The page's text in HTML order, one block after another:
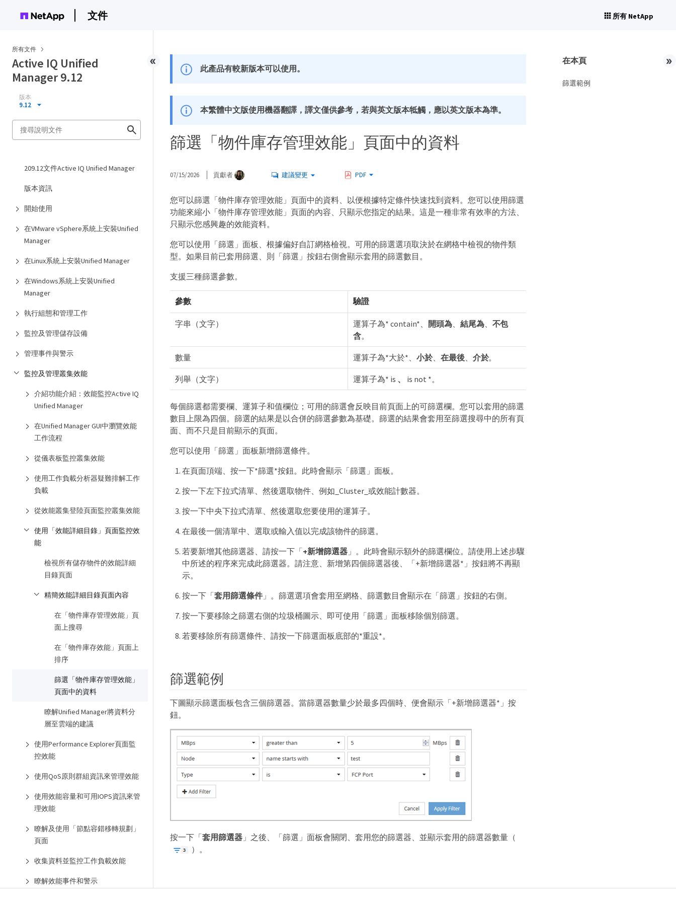
文件 所有 NetApp
所有文件
Active IQ Unified
Manager 9.12
版本
9.12
209.12文件Active IQ Unified Manager
版本資訊
開始使用
在VMware vSphere系統上安裝Unified
Manager
在Linux系統上安裝Unified Manager
在Windows系統上安裝Unified
Manager
執行組態和管理工作
監控及管理儲存設備
管理事件與警示
監控及管理叢集效能
介紹功能介紹：效能監控Active IQ
Unified Manager
在Unified Manager GUI中瀏覽效能
工作流程
從儀表板監控叢集效能
使用工作負載分析器疑難排解工作
負載
從效能叢集登陸頁面監控叢集效能
使用「效能詳細目錄」頁面監控效
能
檢視所有儲存物件的效能詳細
目錄頁面
精簡效能詳細目錄頁面內容
在「物件庫存管理效能」頁
面上搜尋
在「物件庫存效能」頁面上
排序
篩選「物件庫存管理效能」
頁面中的資料
瞭解Unified Manager將資料分
層至雲端的建議
使用Performance Explorer頁面監
控效能
使用QoS原則群組資訊來管理效能
使用效能容量和可用IOPS資訊來管
理效能
瞭解及使用「節點容錯移轉規劃」
頁面
收集資料並監控工作負載效能
瞭解效能事件和警示
此產品有較新版本可以使用。
本繁體中文版使用機器翻譯，譯文僅供參考，若與英文版本牴觸，應以英文版本為準。
篩選「物件庫存管理效能」頁面中的資料
07/15/2026 貢獻者 建議變更 PDF
您可以篩選「物件庫存管理效能」頁面中的資料、以便根據特定條件快速找到資料。您可以使用篩選
功能來縮小「物件庫存管理效能」頁面的內容、只顯示您指定的結果。這是一種非常有效率的方法、
只顯示您感興趣的效能資料。
您可以使用「篩選」面板、根據偏好自訂網格檢視。可用的篩選選項取決於在網格中檢視的物件類
型。如果目前已套用篩選、則「篩選」按鈕右側會顯示套用的篩選數目。
支援三種篩選參數。
參數 驗證
字串（文字） 運算子為* contain*、 開頭為、 結尾為、 不包
含。
數量 運算子為*大於*、 小於、 在最後、 介於。
列舉（文字） 運算子為* is 、 is not *。
每個篩選都需要欄、運算子和值欄位；可用的篩選會反映目前頁面上的可篩選欄。您可以套用的篩選
數目上限為四個。篩選的結果是以合併的篩選參數為基礎。篩選的結果會套用至篩選搜尋中的所有頁
面、而不只是目前顯示的頁面。
您可以使用「篩選」面板新增篩選條件。
在頁面頂端、按一下*篩選*按鈕。此時會顯示「篩選」面板。
按一下左下拉式清單、然後選取物件、例如_Cluster_或效能計數器。
按一下中央下拉式清單、然後選取您要使用的運算子。
在最後一個清單中、選取或輸入值以完成該物件的篩選。
若要新增其他篩選器、請按一下「+新增篩選器」。此時會顯示額外的篩選欄位。請使用上述步驟
中所述的程序來完成此篩選器。請注意、新增第四個篩選器後、「+新增篩選器*」按鈕將不再顯
示。
按一下「套用篩選條件」。篩選選項會套用至網格、篩選數目會顯示在「篩選」按鈕的右側。
按一下要移除之篩選右側的垃圾桶圖示、即可使用「篩選」面板移除個別篩選。
若要移除所有篩選條件、請按一下篩選面板底部的*重設*。
篩選範例
下圖顯示篩選面板包含三個篩選器。當篩選器數量少於最多四個時、便會顯示「+新增篩選器*」按
鈕。
按一下「套用篩選器」之後、「篩選」面板會關閉、套用您的篩選器、並顯示套用的篩選器數量（
）。
在本頁
篩選範例